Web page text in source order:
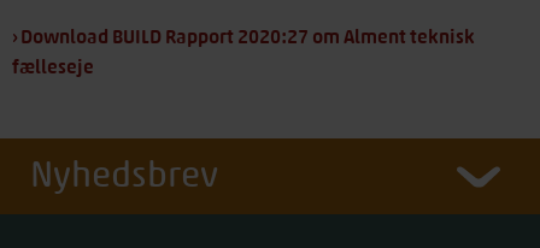
› Download BUILD Rapport 2020:27 om Alment teknisk
fælleseje
Nyhedsbrev